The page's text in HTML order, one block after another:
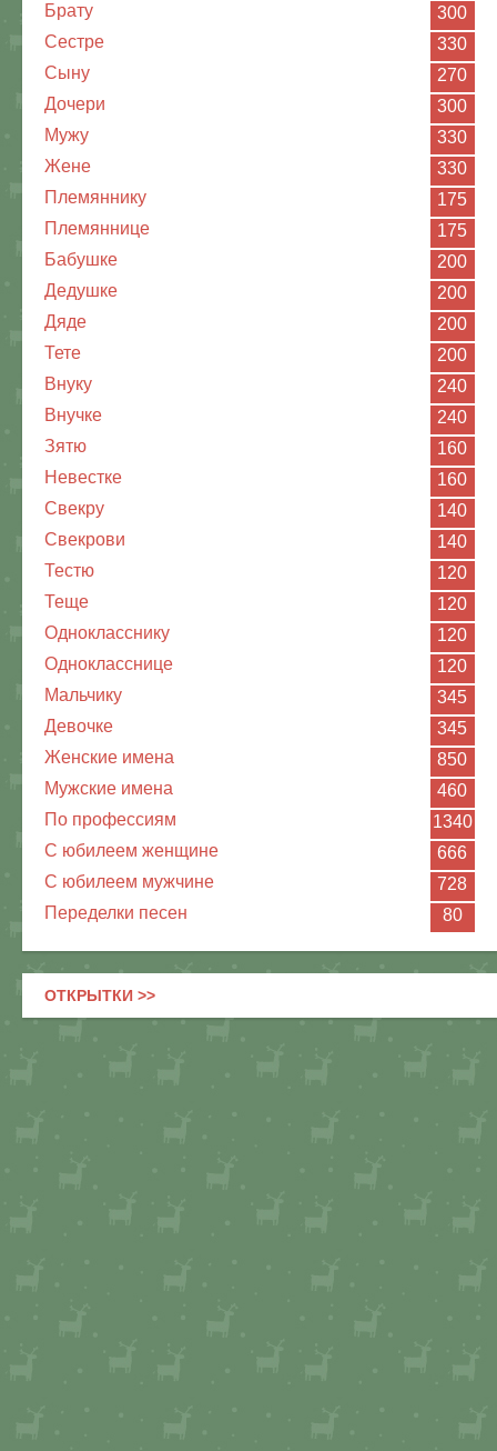
Брату
300
Сестре
330
Сыну
270
Дочери
300
Мужу
330
Жене
330
Племяннику
175
Племяннице
175
Бабушке
200
Дедушке
200
Дяде
200
Тете
200
Внуку
240
Внучке
240
Зятю
160
Невестке
160
Свекру
140
Свекрови
140
Тестю
120
Теще
120
Однокласснику
120
Однокласснице
120
Мальчику
345
Девочке
345
Женские имена
850
Мужские имена
460
По профессиям
1340
С юбилеем женщине
666
С юбилеем мужчине
728
Переделки песен
80
ОТКРЫТКИ >>